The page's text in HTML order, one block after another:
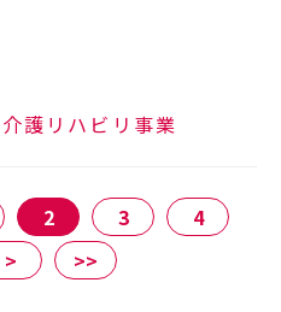
介護リハビリ事業
2 3
4
> >>